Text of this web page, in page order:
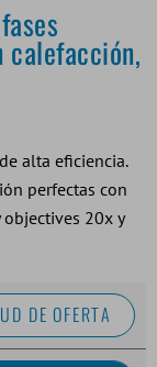
calefacción,
alta eficiencia.
perfectas con
20x y
DE OFERTA